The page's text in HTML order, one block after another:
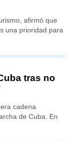
afirmó que
una prioridad para
tras no
cadena
de Cuba. En